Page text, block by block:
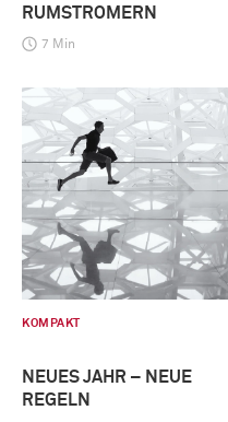
RUMSTROMERN
7 Min
KOMPAKT
NEUES JAHR – NEUE
REGELN